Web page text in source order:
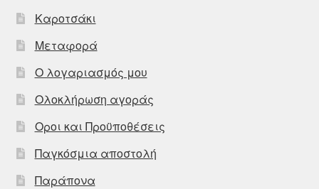
Καροτσάκι
Μεταφορά
Ο λογαριασμός μου
Ολοκλήρωση αγοράς
Οροι και Προϋποθέσεις
Παγκόσμια αποστολή
Παράπονα